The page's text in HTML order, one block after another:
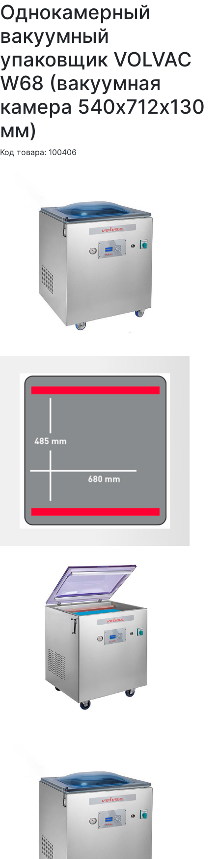
Однокамерный
вакуумный
упаковщик VOLVAC
W68 (вакуумная
камера 540х712х130
мм)
Код товара: 100406